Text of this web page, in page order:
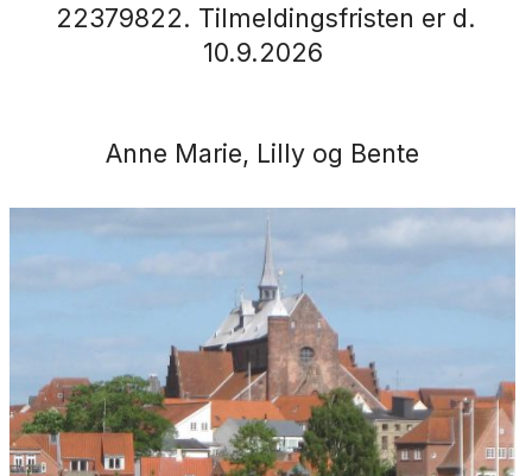
22379822. Tilmeldingsfristen er d.
10.9.2026
Anne Marie, Lilly og Bente